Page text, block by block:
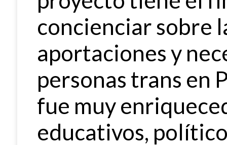
concienciar sobre
aportaciones y
personas trans en
fue muy
educativos,